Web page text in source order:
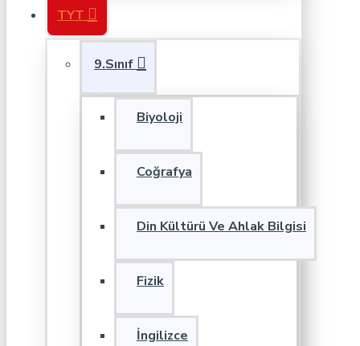
TYT
9.Sınıf
Biyoloji
Coğrafya
Din Kültürü Ve Ahlak Bilgisi
Fizik
İngilizce